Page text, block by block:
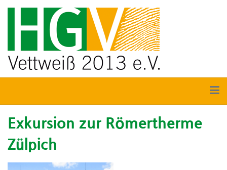
Exkursion zur Römertherme
Zülpich